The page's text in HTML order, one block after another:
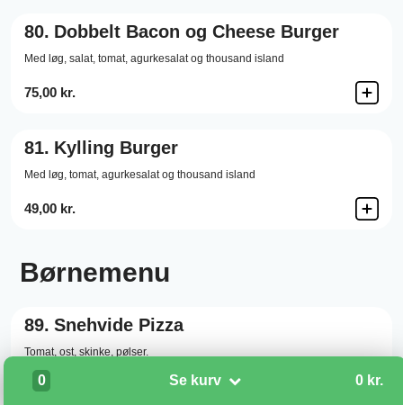
80. Dobbelt Bacon og Cheese Burger
Med løg, salat, tomat, agurkesalat og thousand island
75,00 kr.
81. Kylling Burger
Med løg, tomat, agurkesalat og thousand island
49,00 kr.
Børnemenu
89. Snehvide Pizza
Tomat, ost, skinke, pølser.
74,00 kr.
0 Se kurv 0 kr.